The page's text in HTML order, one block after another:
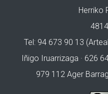
Herriko
Tel: 94 673 90 13
Iñigo Iruarrizaga · 626
979 112 Ager